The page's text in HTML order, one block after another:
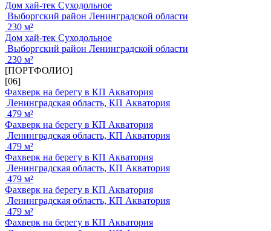
Дом хай-тек Суходольное
Выборгский район Ленинградской области
230 м²
Дом хай-тек Суходольное
Выборгский район Ленинградской области
230 м²
[ПОРТФОЛИО]
[06]
Фахверк на берегу в КП Акватория
Ленинградская область, КП Акватория
479 м²
Фахверк на берегу в КП Акватория
Ленинградская область, КП Акватория
479 м²
Фахверк на берегу в КП Акватория
Ленинградская область, КП Акватория
479 м²
Фахверк на берегу в КП Акватория
Ленинградская область, КП Акватория
479 м²
Фахверк на берегу в КП Акватория